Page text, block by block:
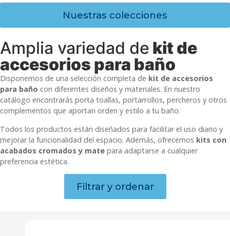
Nuestras colecciones
Amplia variedad de kit de
accesorios para baño
Disponemos de una selección completa de kit de accesorios
para baño con diferentes diseños y materiales. En nuestro
catálogo encontrarás porta toallas, portarrollos, percheros y otros
complementos que aportan orden y estilo a tu baño.
Todos los productos están diseñados para facilitar el uso diario y
mejorar la funcionalidad del espacio. Además, ofrecemos kits con
acabados cromados y mate para adaptarse a cualquier
preferencia estética.
Filtrar y ordenar